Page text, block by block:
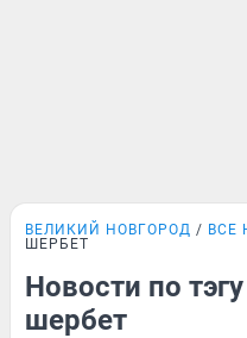
ВЕЛИКИЙ НОВГОРОД ВСЕ
ШЕРБЕТ
Новости по
шербет